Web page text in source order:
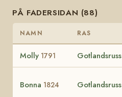
PÅ FADERSIDAN (88)
NAMN RAS
Molly 1791 Gotlandsruss
Bonna 1824 Gotlandsruss